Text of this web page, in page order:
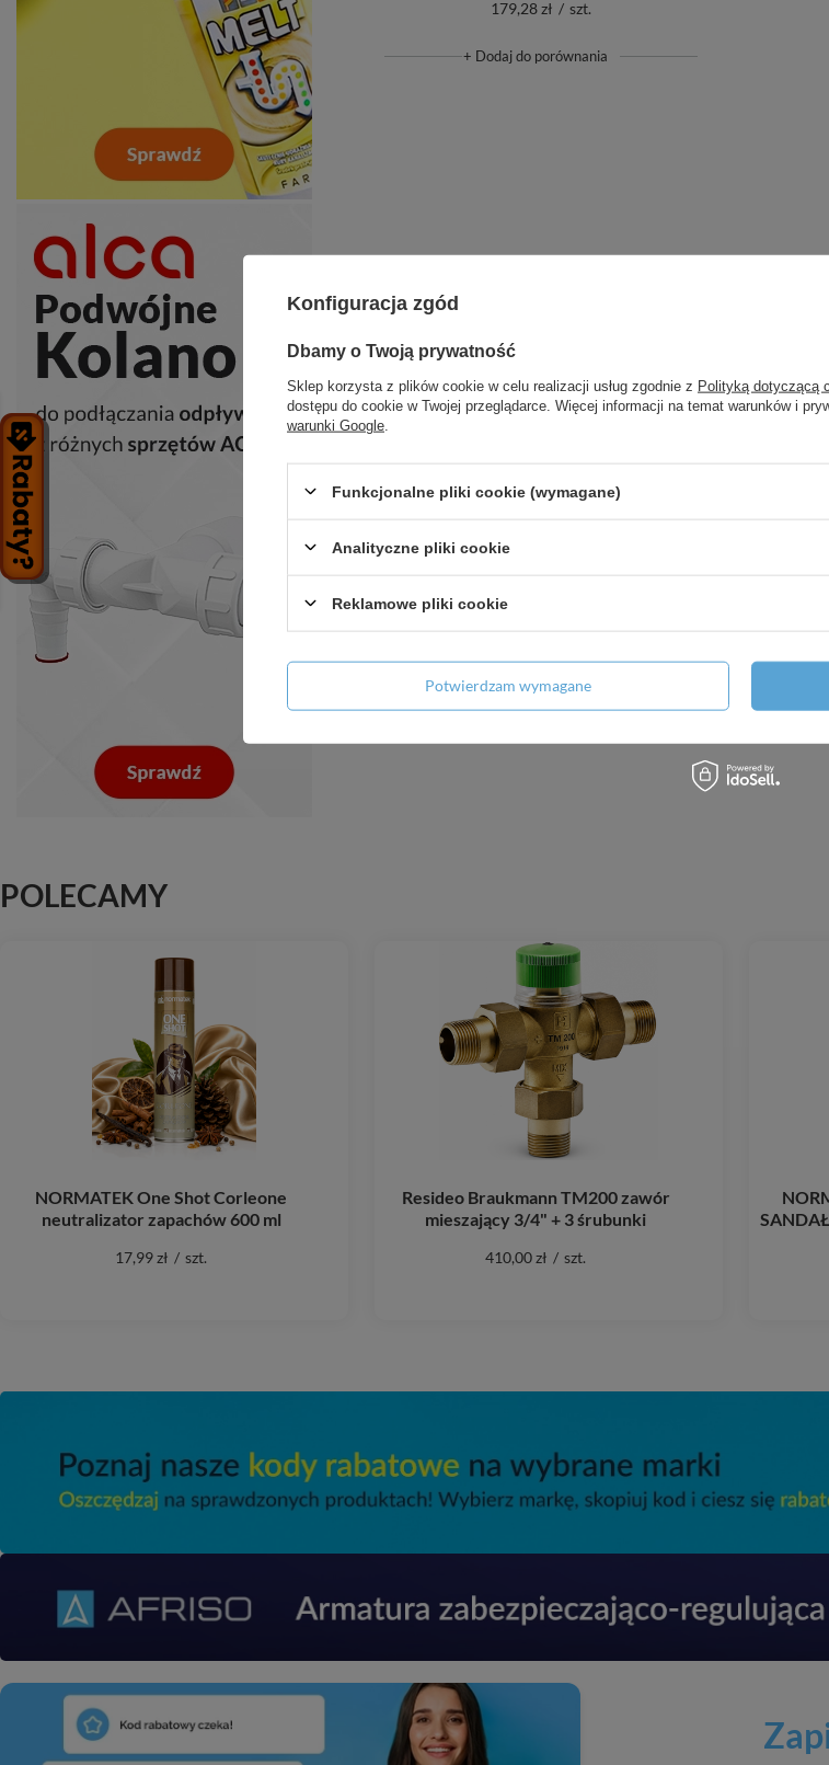
179,28 zł / szt.
+ Dodaj do porównania
POLECAMY
NORMATEK One Shot Corleone
neutralizator zapachów 600 ml
17,99 zł / szt.
Resideo Braukmann TM200 zawór
mieszający 3/4" + 3 śrubunki
410,00 zł / szt.
Konfiguracja zgód
Dbamy o Twoją prywatność
Sklep korzysta z plików cookie w celu realizacji usług zgodnie z Polityką dotyczącą
dostępu do cookie w Twojej przeglądarce. Więcej informacji na temat warunków i
warunki Google
Funkcjonalne pliki cookie (wymagane)
Analityczne pliki cookie
Reklamowe pliki cookie
Potwierdzam wymagane